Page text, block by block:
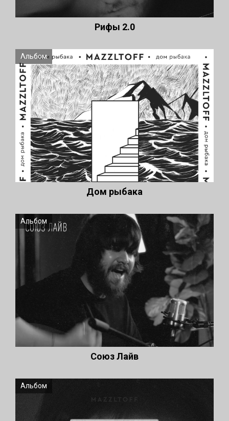
Рифы 2.0
Альбом
Дом рыбака
Альбом
Союз Лайв
Альбом